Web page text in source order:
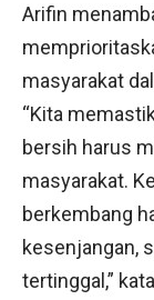
Arifin
masyarakat
“Kita
bersih harus
masyarakat.
berkembang
kesenjangan,
tertinggal,”